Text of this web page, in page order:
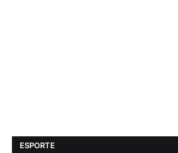
ESPORTE